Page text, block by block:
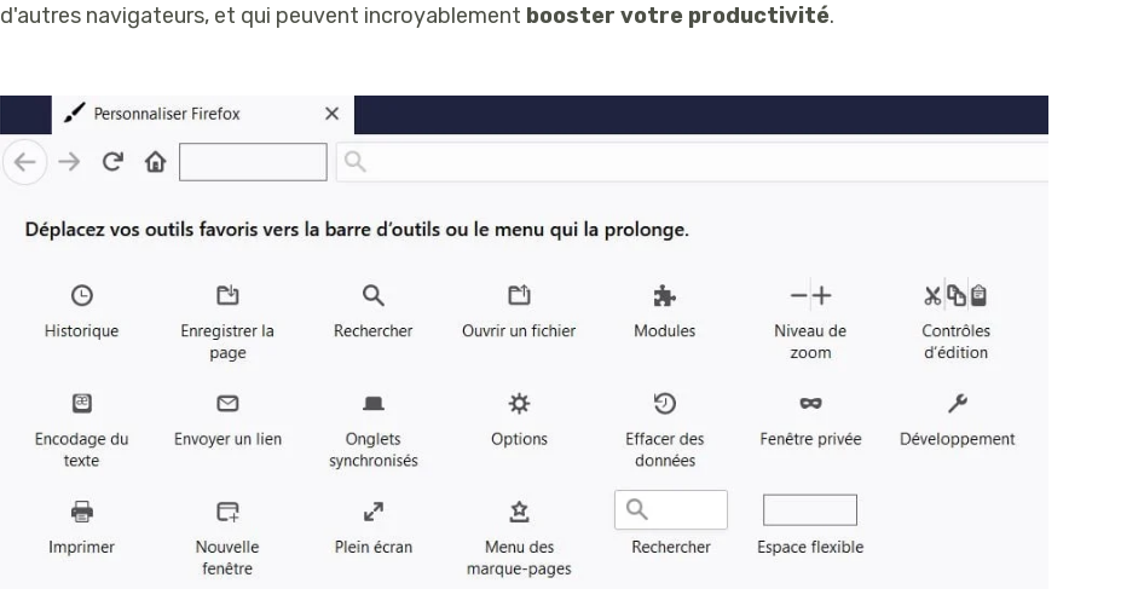
d'autres navigateurs, et qui peuvent incroyablement booster votre productivité.